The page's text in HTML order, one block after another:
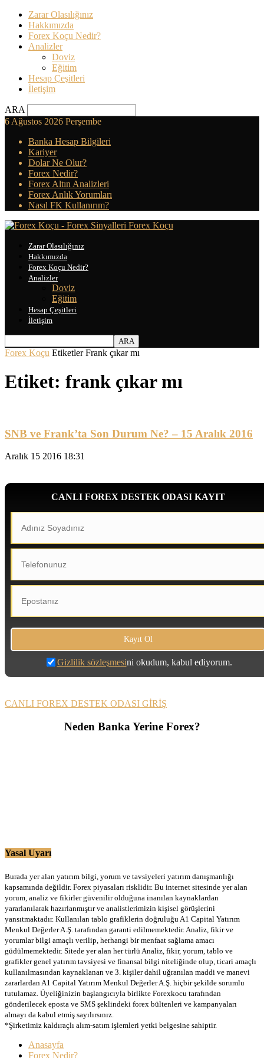
Zarar Olasılığınız
Hakkımızda
Forex Koçu Nedir?
Analizler
Doviz
Eğitim
Hesap Çeşitleri
İletişim
ARA
6 Ağustos 2026 Perşembe
Banka Hesap Bilgileri
Kariyer
Dolar Ne Olur?
Forex Nedir?
Forex Altın Analizleri
Forex Anlık Yorumları
Nasıl FK Kullanırım?
Forex Koçu
Zarar Olasılığınız
Hakkımızda
Forex Koçu Nedir?
Analizler
Doviz
Eğitim
Hesap Çeşitleri
İletişim
Forex Koçu Etiketler Frank çıkar mı
Etiket: frank çıkar mı
SNB ve Frank’ta Son Durum Ne? – 15 Aralık 2016
Aralık 15 2016 18:31
CANLI FOREX DESTEK ODASI KAYIT
Gizlilik sözleşmesini okudum, kabul ediyorum.
CANLI FOREX DESTEK ODASI GİRİŞ
Neden Banka Yerine Forex?
Yasal Uyarı
Burada yer alan yatırım bilgi, yorum ve tavsiyeleri yatırım danışmanlığı
kapsamında değildir. Forex piyasaları risklidir. Bu internet sitesinde yer alan
yorum, analiz ve fikirler güvenilir olduğuna inanılan kaynaklardan
yararlanılarak hazırlanmıştır ve analistlerimizin kişisel görüşlerini
yansıtmaktadır. Kullanılan tablo grafiklerin doğruluğu A1 Capital Yatırım
Menkul Değerler A.Ş. tarafından garanti edilmemektedir. Analiz, fikir ve
yorumlar bilgi amaçlı verilip, herhangi bir menfaat sağlama amacı
güdülmemektedir. Sitede yer alan her türlü Analiz, fikir, yorum, tablo ve
grafikler genel yatırım tavsiyesi ve finansal bilgi niteliğinde olup, ticari amaçlı
kullanılmasından kaynaklanan ve 3. kişiler dahil uğranılan maddi ve manevi
zararlardan A1 Capital Yatırım Menkul Değerler A.Ş. hiçbir şekilde sorumlu
tutulamaz. Üyeliğinizin başlangıcıyla birlikte Forexkocu tarafından
gönderilecek eposta ve SMS şeklindeki forex bültenleri ve kampanyaları
almayı da kabul etmiş sayılırsınız.
*Şirketimiz kaldıraçlı alım-satım işlemleri yetki belgesine sahiptir.
Anasayfa
Forex Nedir?